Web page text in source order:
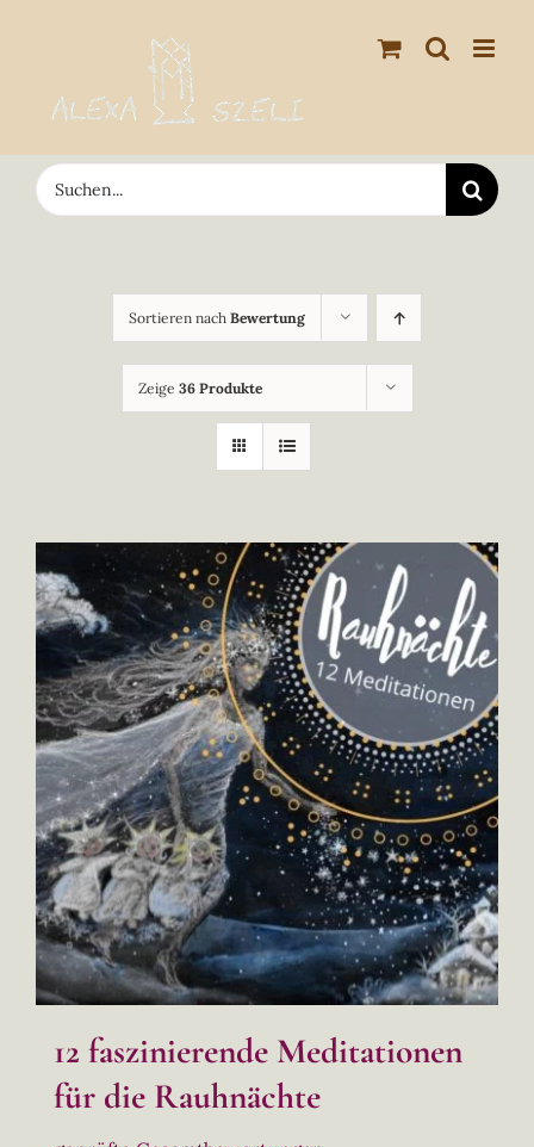
springen
Suche
nach:
Sortieren nach Bewertung
Zeige 36 Produkte
12 faszinierende Meditationen
für die Rauhnächte